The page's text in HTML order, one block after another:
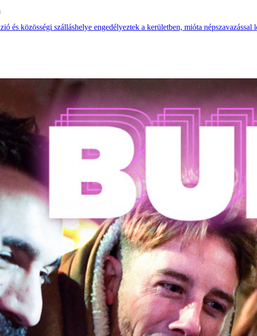
és közösségi szálláshelye engedélyeztek a kerületben, mióta népszavazással